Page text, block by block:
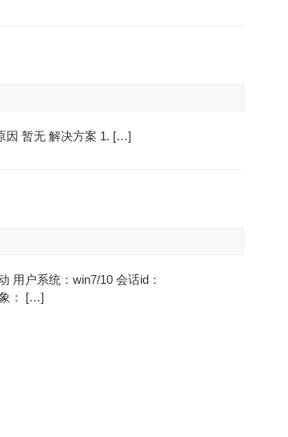
因 暂无 解决方案 1. […]
用户系统：win7/10 会话id：
象： […]